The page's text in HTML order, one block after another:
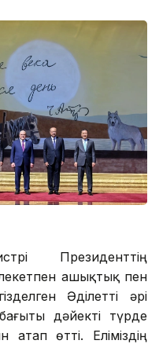
Президенттің
ашықтық пен
Әділетті әрі
дәйекті түрде
өтті. Еліміздің